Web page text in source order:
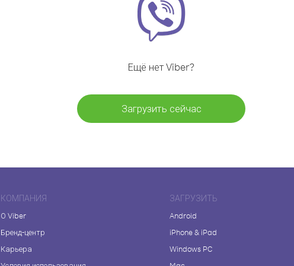
Ещё нет Viber?
Загрузить сейчас
КОМПАНИЯ
О Viber
Бренд-центр
Карьера
ЗАГРУЗИТЬ
Android
iPhone & iPad
Windows PC